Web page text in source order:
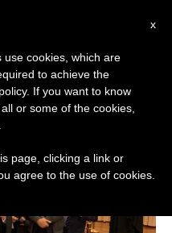
x
cookies, which are
to achieve the
If you want to know
or some of the cookies,
page, clicking a link or
agree to the use of cookies.